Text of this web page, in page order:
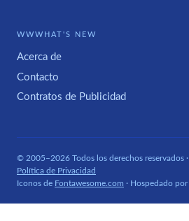
WWWHAT'S NEW
Acerca de
Contacto
Contratos de Publicidad
© 2005–2026 Todos los derechos reservados ·
Política de Privacidad
Iconos de Fontawesome.com · Hospedado por